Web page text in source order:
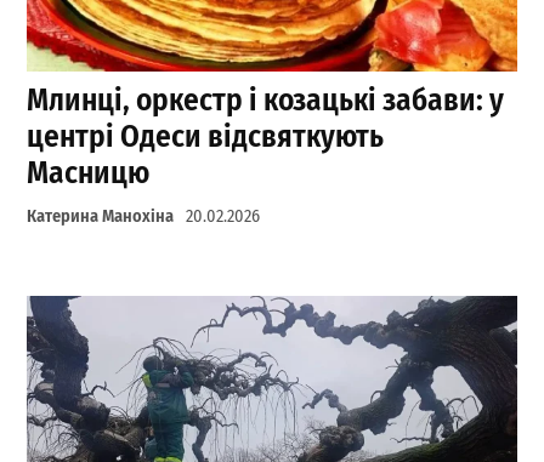
Млинці, оркестр і козацькі забави: у
центрі Одеси відсвяткують
Масницю
Катерина Манохіна 20.02.2026